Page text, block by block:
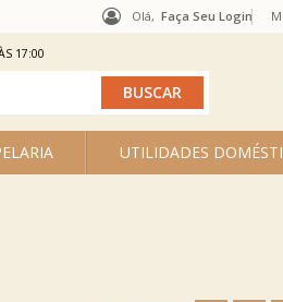
Olá, Faça Seu Login
UTILIDADES
17:00